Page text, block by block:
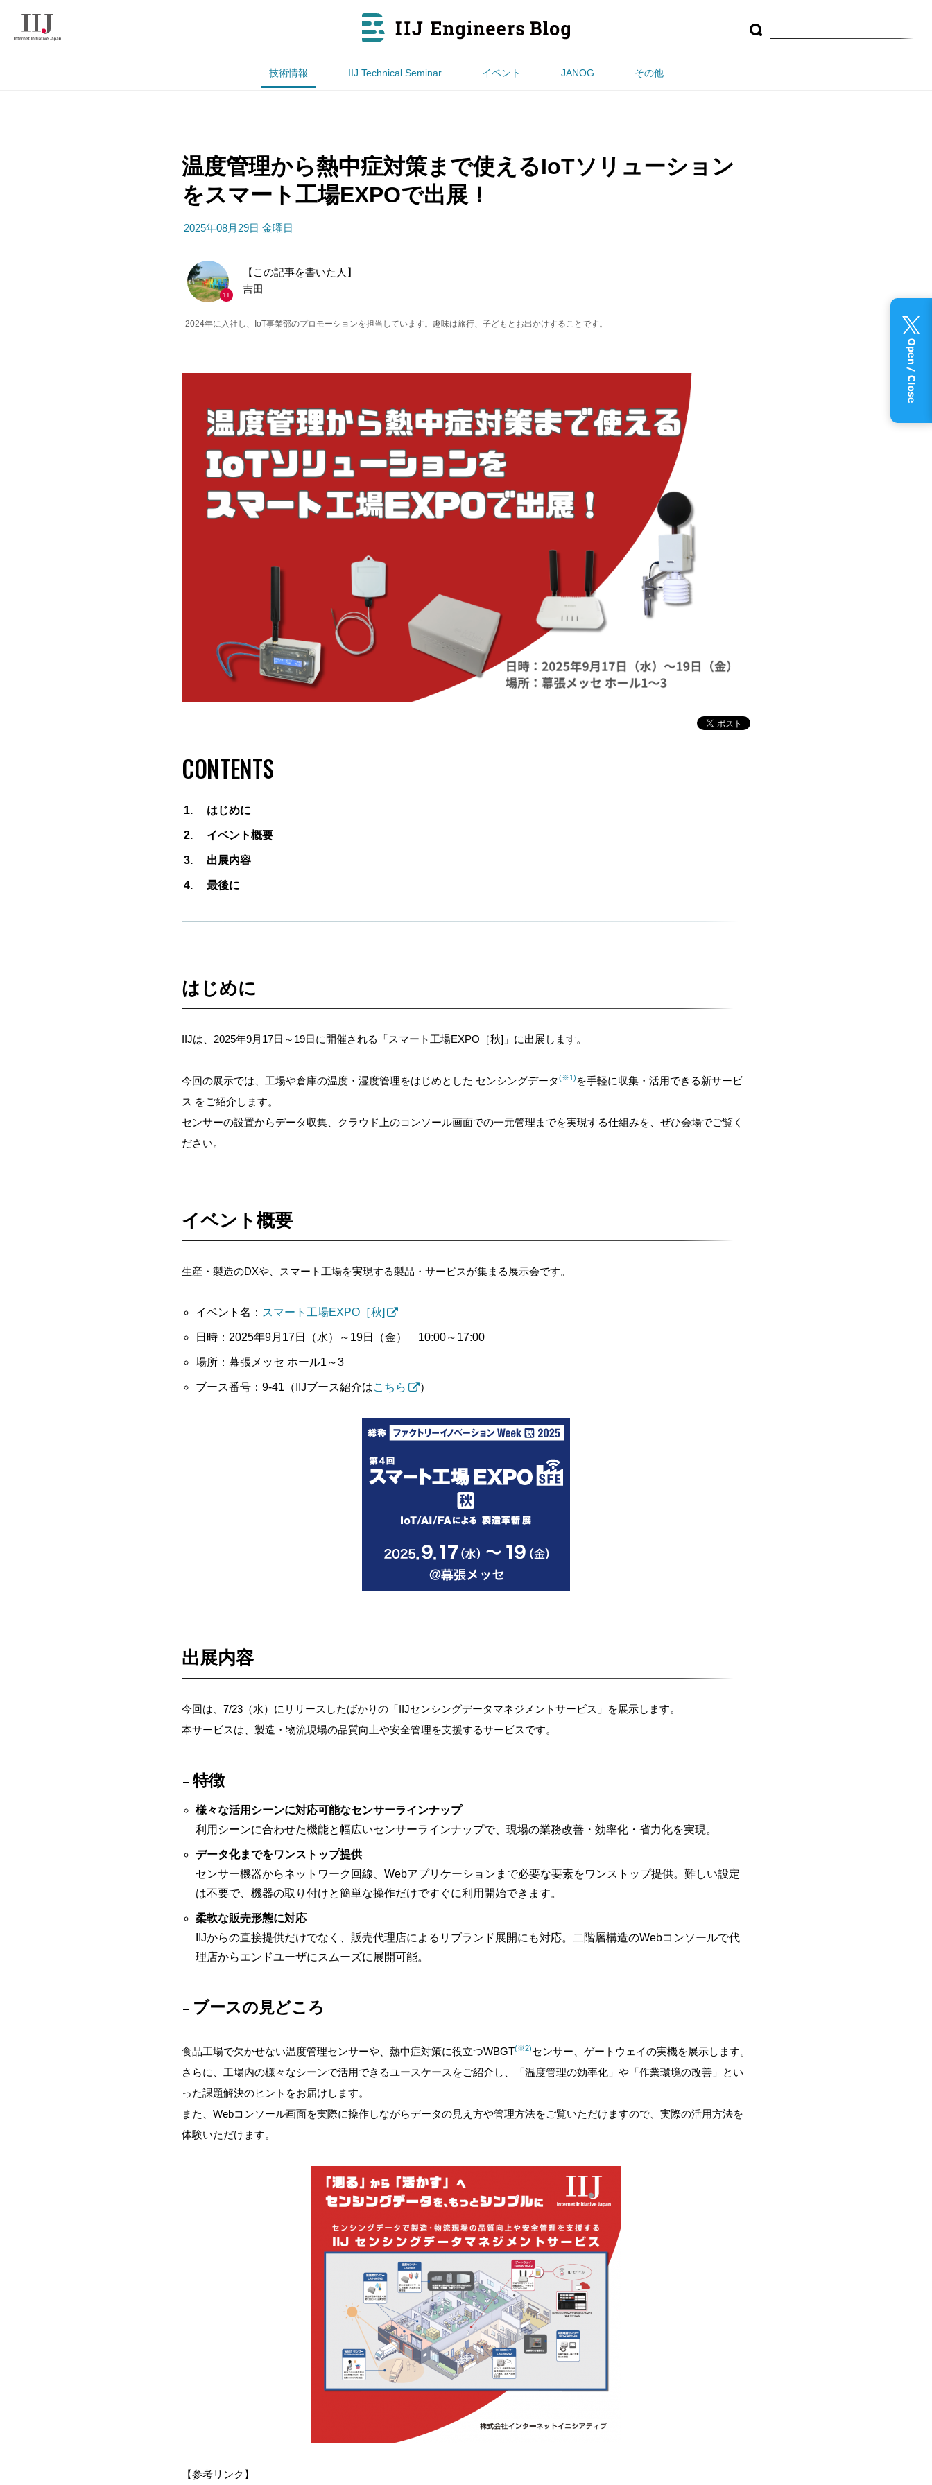
技術情報 IIJ Technical Seminar イベント JANOG その他
温度管理から熱中症対策まで使えるIoTソリューション
をスマート工場EXPOで出展！
2025年08月29日 金曜日
11
【この記事を書いた人】
吉田
2024年に入社し、IoT事業部のプロモーションを担当しています。趣味は旅行、子どもとお出かけすることです。
CONTENTS
はじめに
イベント概要
出展内容
最後に
はじめに
IIJは、2025年9月17日～19日に開催される「スマート工場EXPO［秋]」に出展します。
今回の展示では、工場や倉庫の温度・湿度管理をはじめとした センシングデータ(※1) を手軽に収集・活用できる新サービ
ス をご紹介します。
センサーの設置からデータ収集、クラウド上のコンソール画面での一元管理までを実現する仕組みを、ぜひ会場でご覧く
ださい。
イベント概要
生産・製造のDXや、スマート工場を実現する製品・サービスが集まる展示会です。
イベント名： スマート工場EXPO［秋]
日時：2025年9月17日（水）～19日（金） 10:00～17:00
場所：幕張メッセ ホール1～3
ブース番号：9-41（IIJブース紹介はこちら ）
出展内容
今回は、7/23（水）にリリースしたばかりの「IIJセンシングデータマネジメントサービス」を展示します。
本サービスは、製造・物流現場の品質向上や安全管理を支援するサービスです。
特徴
様々な活用シーンに対応可能なセンサーラインナップ
利用シーンに合わせた機能と幅広いセンサーラインナップで、現場の業務改善・効率化・省力化を実現。
データ化までをワンストップ提供
センサー機器からネットワーク回線、Webアプリケーションまで必要な要素をワンストップ提供。難しい設定
は不要で、機器の取り付けと簡単な操作だけですぐに利用開始できます。
柔軟な販売形態に対応
IIJからの直接提供だけでなく、販売代理店によるリブランド展開にも対応。二階層構造のWebコンソールで代
理店からエンドユーザにスムーズに展開可能。
ブースの見どころ
食品工場で欠かせない温度管理センサーや、熱中症対策に役立つWBGT(※2)センサー、ゲートウェイの実機を展示します。
さらに、工場内の様々なシーンで活用できるユースケースをご紹介し、「温度管理の効率化」や「作業環境の改善」とい
った課題解決のヒントをお届けします。
また、Webコンソール画面を実際に操作しながらデータの見え方や管理方法をご覧いただけますので、実際の活用方法を
体験いただけます。
【参考リンク】